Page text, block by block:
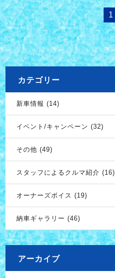
1
カテゴリー
新車情報 (14)
イベント/キャンペーン (32)
その他 (49)
スタッフによるクルマ紹介 (16)
オーナーズボイス (19)
納車ギャラリー (46)
アーカイブ